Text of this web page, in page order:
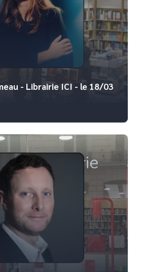
- Librairie ICI - le 18/03